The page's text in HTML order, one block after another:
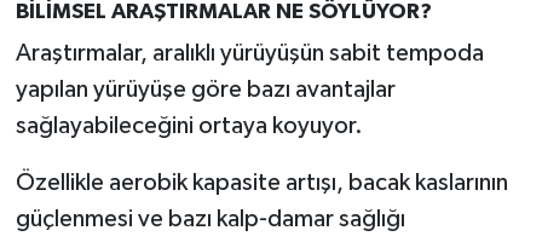
BİLİMSEL ARAŞTIRMALAR NE SÖYLÜYOR?
Araştırmalar, aralıklı yürüyüşün sabit tempoda
yapılan yürüyüşe göre bazı avantajlar
sağlayabileceğini ortaya koyuyor.
Özellikle aerobik kapasite artışı, bacak kaslarının
güçlenmesi ve bazı kalp-damar sağlığı